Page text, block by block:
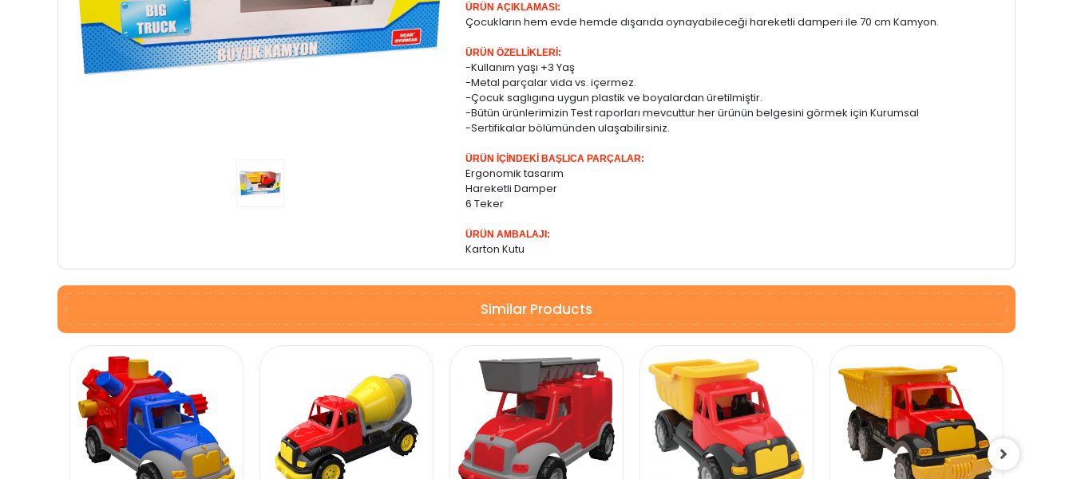
ÜRÜN AÇIKLAMASI:
Çocukların hem evde hemde dışarıda oynayabileceği hareketli damperi ile 70 cm Kamyon.
ÜRÜN ÖZELLİKLERİ:
-Kullanım yaşı +3 Yaş
-Metal parçalar vida vs. içermez.
-Çocuk saglıgına uygun plastik ve boyalardan üretilmiştir.
-Bütün ürünlerimizin Test raporları mevcuttur her ürünün belgesini görmek için Kurumsal
-Sertifikalar bölümünden ulaşabilirsiniz.
ÜRÜN İÇİNDEKİ BAŞLICA PARÇALAR:
Ergonomik tasarım
Hareketli Damper
6 Teker
ÜRÜN AMBALAJI:
Karton Kutu
Similar Products